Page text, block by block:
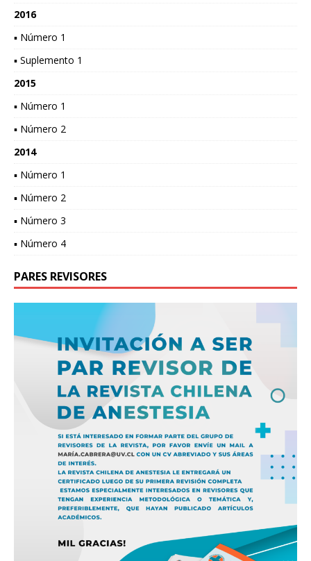
2016
▪ Número 1
▪ Suplemento 1
2015
▪ Número 1
▪ Número 2
2014
▪ Número 1
▪ Número 2
▪ Número 3
▪ Número 4
PARES REVISORES